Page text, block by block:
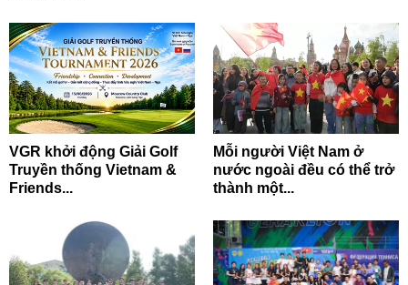
VGR khởi động Giải Golf
Truyền thống Vietnam &
Friends...
Mỗi người Việt Nam ở
nước ngoài đều có thể trở
thành một...